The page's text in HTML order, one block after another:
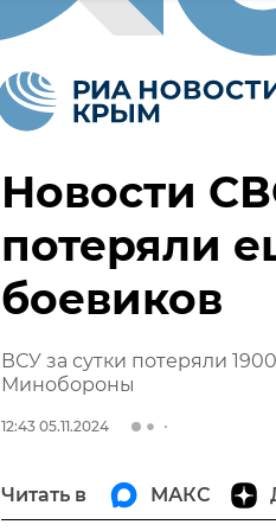
Новости
потеряли
боевиков
ВСУ за сутки потеряли
Минобороны
12:43 05.11.2024
Читать в МАКС